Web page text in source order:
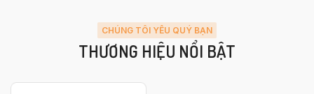
CHÚNG TÔI YÊU QUÝ BẠN
THƯƠNG HIỆU NỔI BẬT